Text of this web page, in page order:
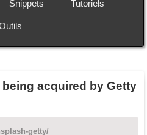
Snippets Tutoriels
acquired by Getty
getty/